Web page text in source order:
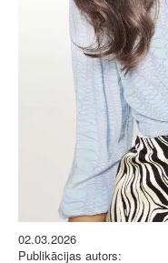
02.03.2026
Publikācijas autors: